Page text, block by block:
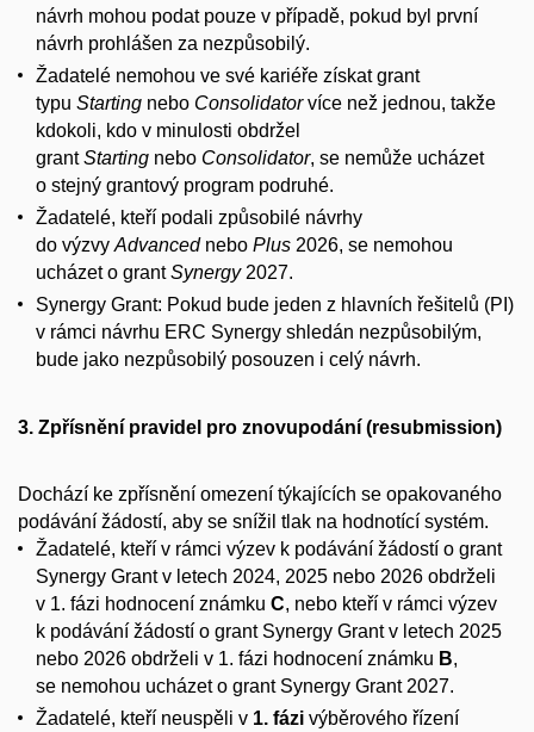
návrh mohou podat pouze v případě, pokud byl první
návrh prohlášen za nezpůsobilý.
Žadatelé nemohou ve své kariéře získat grant
typu Starting nebo Consolidatorvíce než jednou, takže
kdokoli, kdo v minulosti obdržel
grant Starting nebo Consolidator, se nemůže ucházet
o stejný grantový program podruhé.
Žadatelé, kteří podali způsobilé návrhy
do výzvy Advancednebo Plus 2026, se nemohou
ucházet o grant Synergy2027.
Synergy Grant: Pokud bude jeden z hlavních řešitelů (PI)
v rámci návrhu ERC Synergy shledán nezpůsobilým,
bude jako nezpůsobilý posouzen i celý návrh.
3. Zpřísnění pravidel pro znovupodání (resubmission)
Dochází ke zpřísnění omezení týkajících se opakovaného
podávání žádostí, aby se snížil tlak na hodnotící systém.
Žadatelé, kteří v rámci výzev k podávání žádostí o grant
Synergy Grant v letech 2024, 2025 nebo 2026 obdrželi
v 1. fázi hodnocení známku C, nebo kteří v rámci výzev
k podávání žádostí o grant Synergy Grant v letech 2025
nebo 2026 obdrželi v 1. fázi hodnocení známku B,
se nemohou ucházet o grant Synergy Grant 2027.
Žadatelé, kteří neuspěli v 1. fázi výběrového řízení